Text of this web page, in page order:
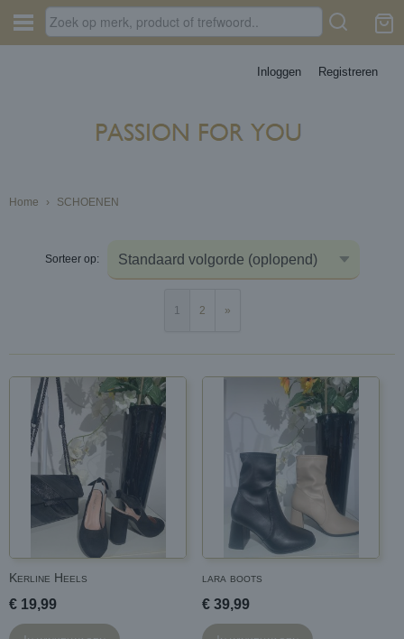
Inloggen Registreren
Home › SCHOENEN
Sorteer op:
1 2 »
Kerline Heels
€ 19,99
lara boots
€ 39,99